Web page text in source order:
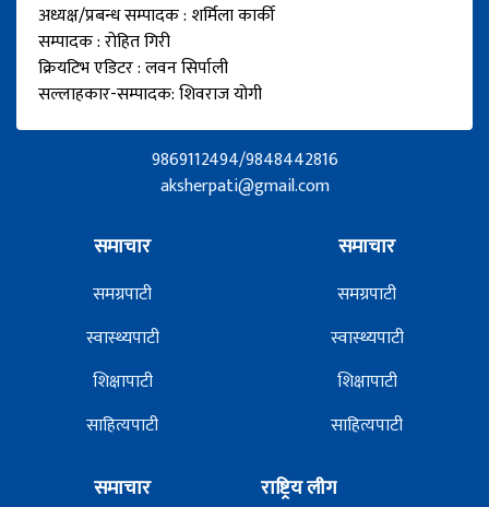
अध्यक्ष/प्रबन्ध सम्पादक : शर्मिला कार्की
सम्पादक : रोहित गिरी
क्रियटिभ एडिटर : लवन सिर्पाली
सल्लाहकार-सम्पादक: शिवराज योगी
9869112494/9848442816
aksherpati@gmail.com
समाचार
समग्रपाटी
स्वास्थ्यपाटी
शिक्षापाटी
साहित्यपाटी
समाचार
समग्रपाटी
स्वास्थ्यपाटी
शिक्षापाटी
साहित्यपाटी
समाचार राष्ट्रिय लीग